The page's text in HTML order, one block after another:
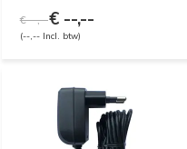
€ --,--€ --,--
(--,-- Incl. btw)